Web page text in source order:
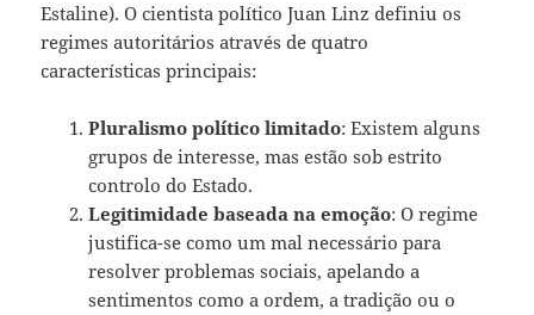
Estaline). O cientista político Juan Linz definiu os
regimes autoritários através de quatro
características principais:
Pluralismo político limitado: Existem alguns
grupos de interesse, mas estão sob estrito
controlo do Estado.
Legitimidade baseada na emoção: O regime
justifica-se como um mal necessário para
resolver problemas sociais, apelando a
sentimentos como a ordem, a tradição ou o